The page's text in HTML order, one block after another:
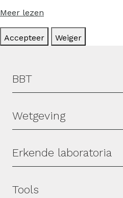
Meer lezen
Accepteer Weiger
Hoofdmenu
BBT
Wetgeving
Erkende laboratoria
Tools